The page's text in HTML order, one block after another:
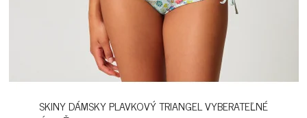
SKINY DÁMSKY PLAVKOVÝ TRIANGEL VYBERATEĽNÉ